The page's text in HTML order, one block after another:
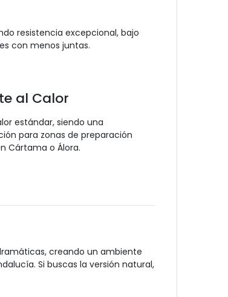
resistencia excepcional, bajo
con menos juntas.
al Calor
estándar, siendo una
para zonas de preparación
Cártama o Álora.
creando un ambiente
Si buscas la versión natural,